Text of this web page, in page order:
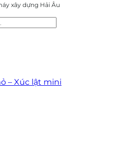
xây dựng Hải Âu
– Xúc lật mini